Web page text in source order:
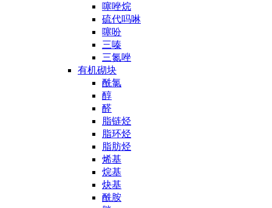
噻唑烷
硫代吗啉
噻吩
三嗪
三氮唑
有机砌块
酰氯
醇
醛
脂链烃
脂环烃
脂肪烃
烯基
烷基
炔基
酰胺